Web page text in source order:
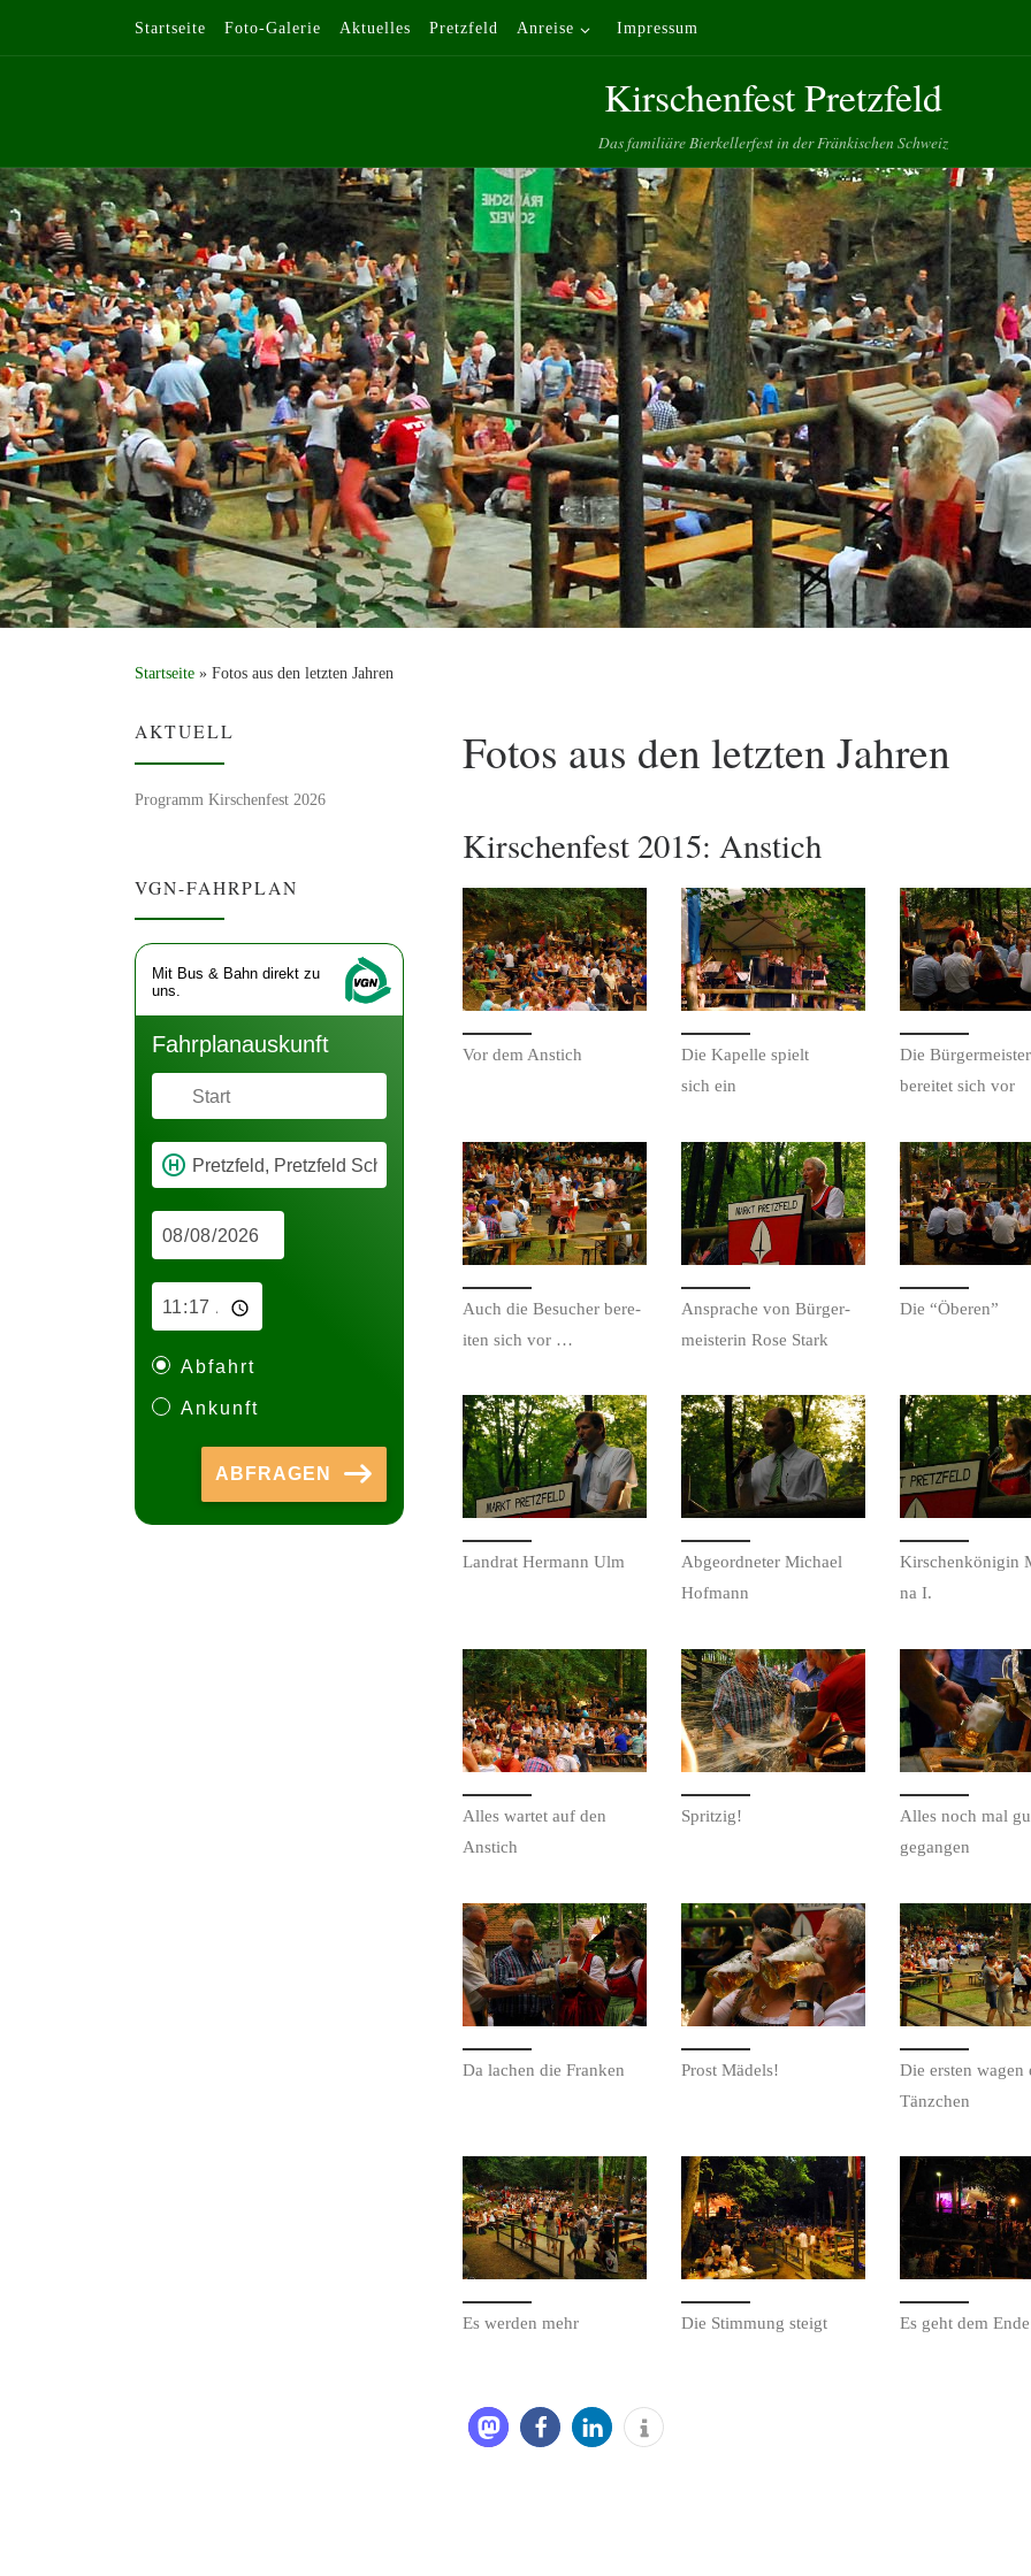
Zum Inhalt springen
Startseite Foto-Galerie Aktuelles Pretzfeld Anreise Impressum
Kirschenfest Pretzfeld
Das familiäre Bierkellerfest in der Fränkischen Schweiz
Startseite » Fotos aus den letzten Jahren
Fotos aus den letzten Jahren
Kirschenfest 2015: Anstich
Vor dem Anstich
Die Kapelle spielt
sich ein
Die
bere­it­et sich vor
Auch die Besuch­er bere­
it­en sich vor …
Ansprache von Bürg­er­
meis­terin Rose Stark
Die “Öberen”
Lan­drat Her­mann Ulm
Abge­ord­neter Michael
Hofmann
Kirschenköni­gin
na I.
Alles wartet auf den
Anstich
Spritzig!
Alles noch mal
gegangen
Da lachen die Franken Prost Mädels!
Die ersten wagen
Tänzchen
Es wer­den mehr Die Stim­mung steigt Es geht dem
AKTUELL
Programm Kirschenfest 2026
VGN-FAHRPLAN
Mit Bus & Bahn direkt zu
uns.
Fahr­plan­aus­kunft
Abfahrt
Ankunft
ABFRAGEN